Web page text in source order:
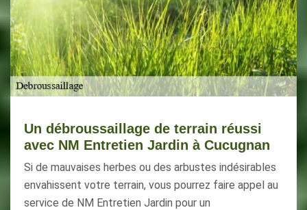
Un débroussaillage de terrain réussi
avec NM Entretien Jardin à Cucugnan
Si de mauvaises herbes ou des arbustes indésirables
envahissent votre terrain, vous pourrez faire appel au
service de NM Entretien Jardin pour un